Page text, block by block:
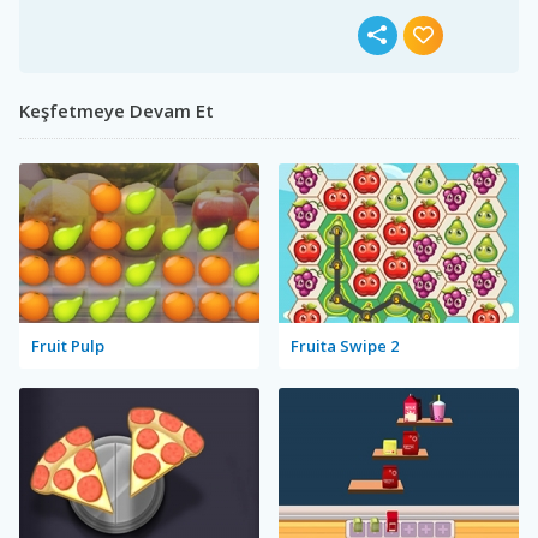
Keşfetmeye Devam Et
Fruit Pulp Fruita Swipe 2